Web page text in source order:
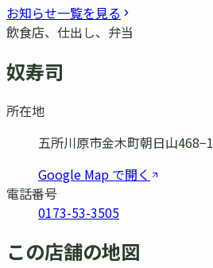
お知らせ一覧を見る
飲食店、仕出し、弁当
奴寿司
所在地
五所川原市金木町朝日山468−1
Google Map で開く
電話番号
0173-53-3505
この店舗の地図